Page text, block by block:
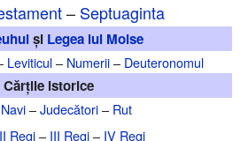
– Septuaginta
și Legea lui Moise
Leviticul– Numerii– Deuteronomul
Cărțile istorice
–Judecători– Rut
II Regi– III Regi– IV Regi